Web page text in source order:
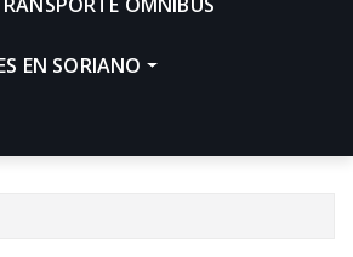
EN SORIANO